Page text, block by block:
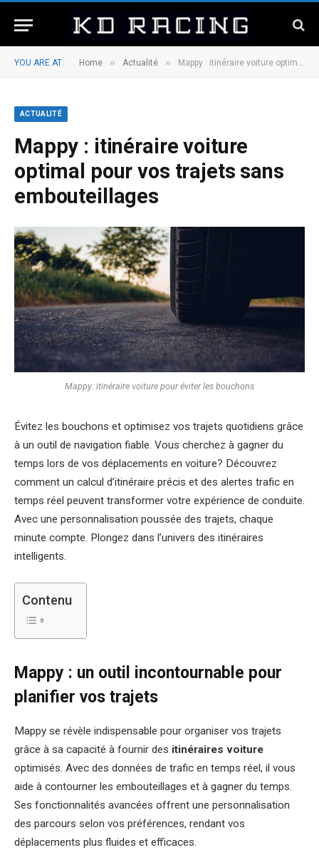
YOU ARE AT: Home » Actualité » Mappy : itinéraire voiture optimal pour vos trajets sans embouteillages
ACTUALITÉ
Mappy : itinéraire voiture
optimal pour vos trajets sans
embouteillages
Mappy: itinéraire voiture pour éviter les bouchons
Évitez les bouchons et optimisez vos trajets quotidiens grâce
à un outil de navigation fiable. Vous cherchez à gagner du
temps lors de vos déplacements en voiture? Découvrez
comment un calcul d’itinéraire précis et des alertes trafic en
temps réel peuvent transformer votre expérience de conduite.
Avec une personnalisation poussée des trajets, chaque
minute compte. Plongez dans l’univers des itinéraires
intelligents.
Contenu
Mappy : un outil incontournable pour
planifier vos trajets
Mappy se révèle indispensable pour organiser vos trajets
grâce à sa capacité à fournir des itinéraires voiture
optimisés. Avec des données de trafic en temps réel, il vous
aide à contourner les embouteillages et à gagner du temps.
Ses fonctionnalités avancées offrent une personnalisation
des parcours selon vos préférences, rendant vos
déplacements plus fluides et efficaces.